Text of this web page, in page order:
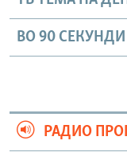
ВО 90 СЕКУНДИ
РАДИО